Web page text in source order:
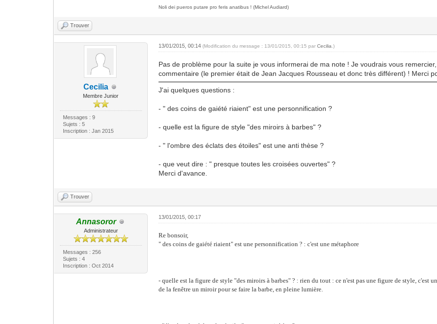
Noli dei pueros putare pro feris anatibus !(Michel Audiard)
Trouver
Cecilia
Membre Junior
Messages : 9
Sujets : 5
Inscription : Jan 2015
13/01/2015, 00:14(Modification du message : 13/01/2015, 00:15 parCecilia .)
Pas de problème pour la suite je vous informerai de ma note ! Je voudrais vous
commentaire (le premier était de Jean Jacques Rousseau et donc très différent) ! Merci
J'ai quelques questions :
- " des coins de gaiété riaient" est une personnification ?
- quelle est la figure de style "des miroirs à barbes" ?
- " l'ombre des éclats des étoiles" est une anti thèse ?
- que veut dire : " presque toutes les croisées ouvertes" ?
Merci d'avance.
Trouver
Annasoror
Administrateur
Messages : 256
Sujets : 4
Inscription : Oct 2014
13/01/2015, 00:17
Re bonsoir,
" des coins de gaiété riaient" est une personnification ? : c'est une métaphore
- quelle est la figure de style "des miroirs à barbes" ? : rien du tout : ce n'est pas une figure de style, c'est
de la fenêtre un miroir pour se faire la barbe, en pleine lumière.